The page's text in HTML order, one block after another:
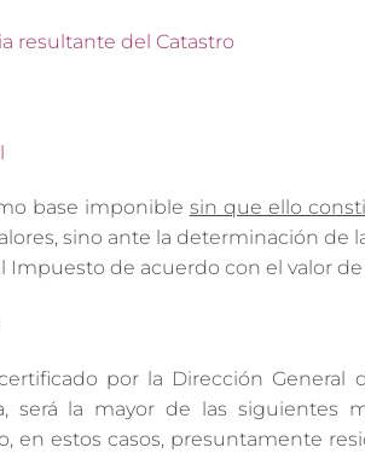
resultante del Catastro
base imponible sin que ello
sino ante la determinación de
de acuerdo con el valor
por la Dirección General
será la mayor de las siguientes
en estos casos, presuntamente